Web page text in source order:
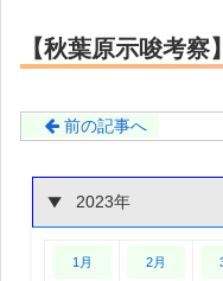
【秋葉原示唆考
前の記事へ
2023年
1月 2月